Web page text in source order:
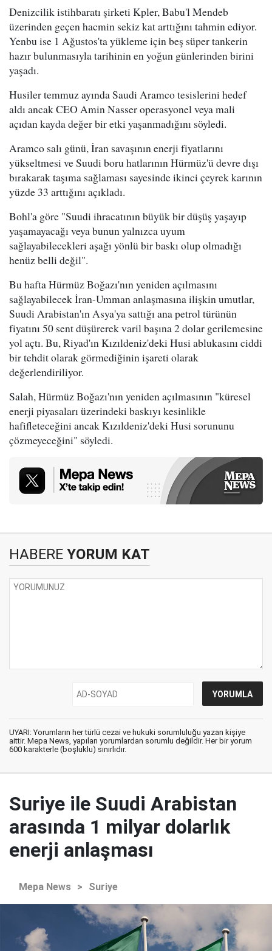
Denizcilik istihbaratı şirketi Kpler, Babu'l Mendeb
üzerinden geçen hacmin sekiz kat arttığını tahmin ediyor.
Yenbu ise 1 Ağustos'ta yükleme için beş süper tankerin
hazır bulunmasıyla tarihinin en yoğun günlerinden birini
yaşadı.
Husiler temmuz ayında Saudi Aramco tesislerini hedef
aldı ancak CEO Amin Nasser operasyonel veya mali
açıdan kayda değer bir etki yaşanmadığını söyledi.
Aramco salı günü, İran savaşının enerji fiyatlarını
yükseltmesi ve Suudi boru hatlarının Hürmüz'ü devre dışı
bırakarak taşıma sağlaması sayesinde ikinci çeyrek karının
yüzde 33 arttığını açıkladı.
Bohl'a göre "Suudi ihracatının büyük bir düşüş yaşayıp
yaşamayacağı veya bunun yalnızca uyum
sağlayabilecekleri aşağı yönlü bir baskı olup olmadığı
henüz belli değil".
Bu hafta Hürmüz Boğazı'nın yeniden açılmasını
sağlayabilecek İran-Umman anlaşmasına ilişkin umutlar,
Suudi Arabistan'ın Asya'ya sattığı ana petrol türünün
fiyatını 50 sent düşürerek varil başına 2 dolar gerilemesine
yol açtı. Bu, Riyad'ın Kızıldeniz'deki Husi ablukasını ciddi
bir tehdit olarak görmediğinin işareti olarak
değerlendiriliyor.
Salah, Hürmüz Boğazı'nın yeniden açılmasının "küresel
enerji piyasaları üzerindeki baskıyı kesinlikle
hafifleteceğini ancak Kızıldeniz'deki Husi sorununu
çözmeyeceğini" söyledi.
HABERE YORUM KAT
UYARI: Yorumların her türlü cezai ve hukuki sorumluluğu yazan kişiye
aittir. Mepa News, yapılan yorumlardan sorumlu değildir. Her bir yorum
600 karakterle (boşluklu) sınırlıdır.
Suriye ile Suudi Arabistan
arasında 1 milyar dolarlık
enerji anlaşması
Mepa News > Suriye